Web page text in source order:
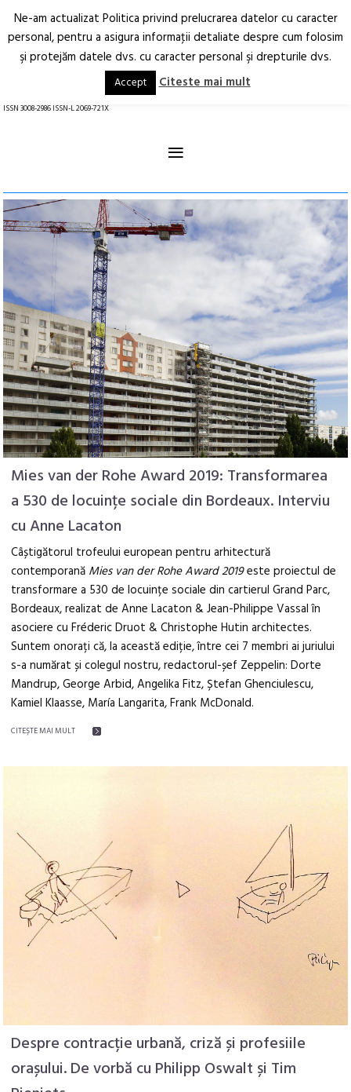
Arhitectură.
Oraș.
RO EN
ISSN 3008-2986 ISSN-L 2069-721X
≡
Mies van der Rohe Award 2019: Transformarea
a 530 de locuințe sociale din Bordeaux. Interviu
cu Anne Lacaton
Câștigătorul trofeului european pentru arhitectură
contemporană Mies van der Rohe Award 2019este proiectul de
transformare a 530 de locuințe sociale din cartierul Grand Parc,
Bordeaux, realizat de Anne Lacaton & Jean-Philippe Vassal în
asociere cu Fréderic Druot & Christophe Hutin architectes.
Suntem onorați că, la această ediție, între cei 7 membri ai juriului
s-a numărat și colegul nostru, redactorul-șef Zeppelin: Dorte
Mandrup, George Arbid, Angelika Fitz, Ștefan Ghenciulescu,
Kamiel Klaasse, María Langarita, Frank McDonald.
CITEŞTE MAI MULT
Despre contracție urbană, criză și profesiile
orașului. De vorbă cu Philipp Oswalt și Tim
Ne-am actualizat Politica privind prelucrarea datelor cu caracter
personal, pentru a asigura informaţii detaliate despre cum folosim
şi protejăm datele dvs. cu caracter personal şi drepturile dvs.
Accept Citeste mai mult